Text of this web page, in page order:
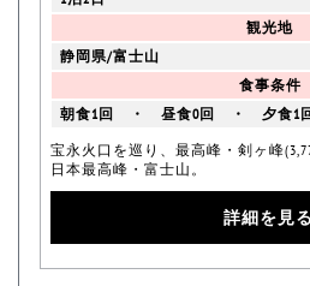
観光地
静岡県/富士山
食事条件
朝食1回 ・ 昼食0回 ・ 夕食1
宝永火口を巡り、最高峰・剣ヶ峰
日本最高峰・富士山。
詳細を見る